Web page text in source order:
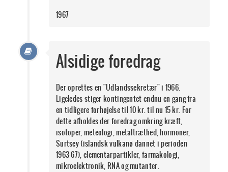
1967
Alsidige foredrag
Der oprettes en "Udlandssekretær" i 1966.
Ligeledes stiger kontingentet endnu en gang fra
en tidligere forhøjelse til 10 kr. til nu 15 kr. For
dette afholdes der foredrag omkring kræft,
isotoper, meteologi, metaltræthed, hormoner,
Surtsey (islandsk vulkanø dannet i perioden
1963-67), elementarpartikler, farmakologi,
mikroelektronik, RNA og mutanter.